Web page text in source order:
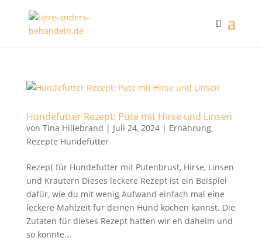
Hundefutter Rezept: Pute mit Hirse und Linsen
von Tina Hillebrand | Juli 24, 2024| Ernährung,
Rezepte Hundefutter
Rezept für Hundefutter mit Putenbrust, Hirse, Linsen
und Kräutern Dieses leckere Rezept ist ein Beispiel
dafür, wie du mit wenig Aufwand einfach mal eine
leckere Mahlzeit für deinen Hund kochen kannst. Die
Zutaten für dieses Rezept hatten wir eh daheim und
so konnte...